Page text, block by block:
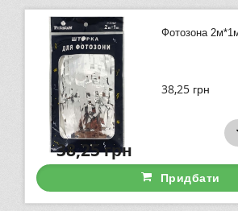
Фотозона
38,25 грн
38,25грн
Придбати